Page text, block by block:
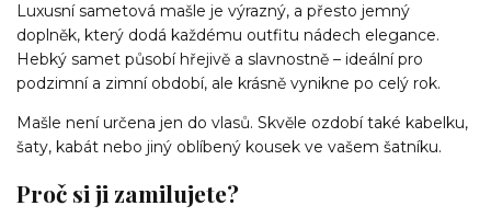
Luxusní sametová mašle je výrazný, a přesto jemný
doplněk, který dodá každému outfitu nádech elegance.
Hebký samet působí hřejivě a slavnostně – ideální pro
podzimní a zimní období, ale krásně vynikne po celý rok.
Mašle není určena jen do vlasů. Skvěle ozdobí také kabelku,
šaty, kabát nebo jiný oblíbený kousek ve vašem šatníku.
Proč si ji zamilujete?